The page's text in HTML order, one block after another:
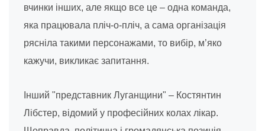
вчинки інших, але якщо все це – одна команда,
яка працювала пліч-о-пліч, а сама організація
рясніла такими персонажами, то вибір, м’яко
кажучи, викликає запитання.
Інший "представник Луганщини" – Костянтин
Лібстер, відомий у професійних колах лікар.